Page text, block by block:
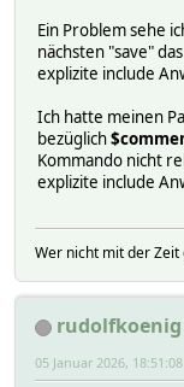
Ein Problem sehe
nächsten "save"
explizite include
Ich hatte meinen
bezüglich
Kommando nicht
explizite include
Wer nicht mit der
rudolfkoenig
05 Januar 2026, 18:51:08